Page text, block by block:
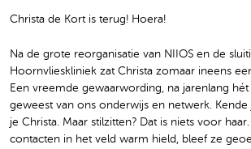
Christa de Kort is terug! Hoera!
Na de grote reorganisatie van NIIOS en de
Hoornvlieskliniek zat Christa zomaar ineens
Een vreemde gewaarwording, na jarenlang
geweest van ons onderwijs en netwerk. Kende
je Christa. Maar stilzitten? Dat is niets voor
contacten in het veld warm hield, bleef ze